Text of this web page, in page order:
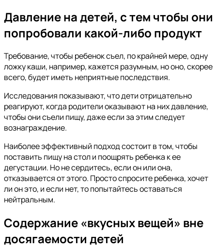
Давление на детей, с тем чтобы они
попробовали какой-либо продукт
Требование, чтобы ребенок съел, по крайней мере, одну
ложку каши, например, кажется разумным, но оно, скорее
всего, будет иметь неприятные последствия.
Исследования показывают, что дети отрицательно
реагируют, когда родители оказывают на них давление,
чтобы они съели пищу, даже если за этим следует
вознаграждение.
Наиболее эффективный подход состоит в том, чтобы
поставить пищу на стол и поощрять ребенка к ее
дегустации. Но не сердитесь, если он или она,
отказывается от этого. Просто спросите ребенка, хочет
ли он это, и если нет, то попытайтесь оставаться
нейтральным.
Содержание «вкусных вещей» вне
досягаемости детей